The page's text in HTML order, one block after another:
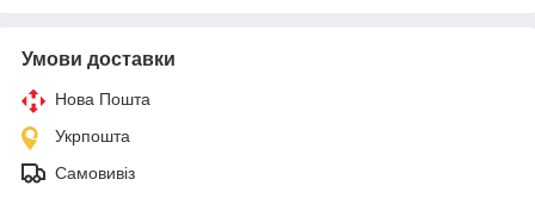
Умови доставки
Нова Пошта
Укрпошта
Самовивіз